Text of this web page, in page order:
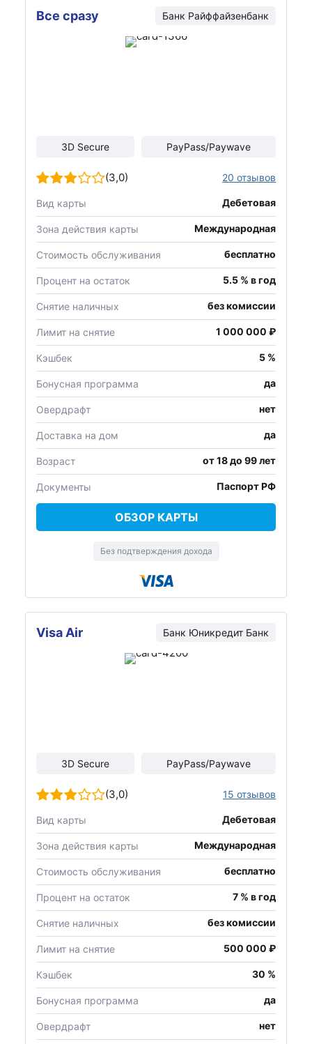
Все сразу Банк Райффайзенбанк
3D Secure PayPass/Paywave
(3,0) 20 отзывов
Вид карты Дебетовая
Зона действия карты Международная
Стоимость обслуживания бесплатно
Процент на остаток 5.5 % в год
Снятие наличных без комиссии
Лимит на снятие 1 000 000 ₽
Кэшбек 5 %
Бонусная программа да
Овердрафт нет
Доставка на дом да
Возраст от 18 до 99 лет
Документы Паспорт РФ
ОБЗОР КАРТЫ
Без подтверждения дохода
Visa Air Банк Юникредит Банк
3D Secure PayPass/Paywave
(3,0) 15 отзывов
Вид карты Дебетовая
Зона действия карты Международная
Стоимость обслуживания бесплатно
Процент на остаток 7 % в год
Снятие наличных без комиссии
Лимит на снятие 500 000 ₽
Кэшбек 30 %
Бонусная программа да
Овердрафт нет